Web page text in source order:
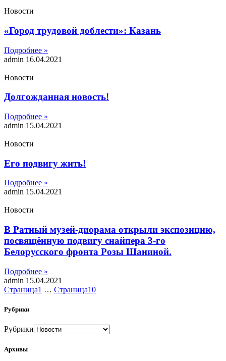
Новости
«Город трудовой доблести»: Казань
Подробнее »
admin 16.04.2021
Новости
Долгожданная новость!
Подробнее »
admin 15.04.2021
Новости
Его подвигу жить!
Подробнее »
admin 15.04.2021
Новости
В Ратный музей-диорама открыли экспозицию,
посвящённую подвигу снайпера 3-го
Белорусского фронта Розы Шаниной.
Подробнее »
admin 15.04.2021
Страница1 … Страница10
Рубрики
Рубрики
Архивы